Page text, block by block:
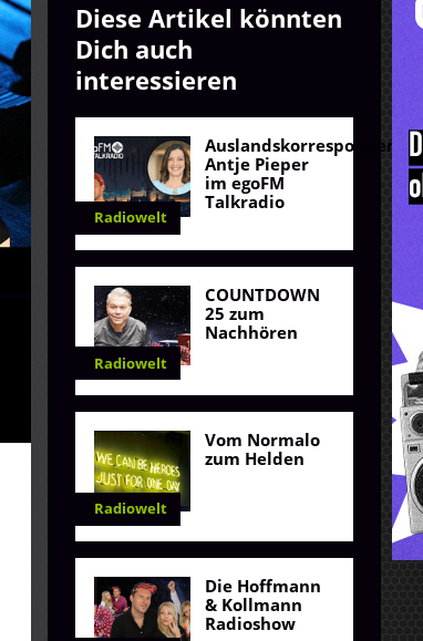
Diese Artikel könnten
Dich auch
interessieren
Radiowelt
Auslandskorrespondentin
Antje Pieper
im egoFM
Talkradio
Radiowelt
COUNTDOWN
25 zum
Nachhören
Radiowelt
Vom Normalo
zum Helden
Die Hoffmann
& Kollmann
Radioshow